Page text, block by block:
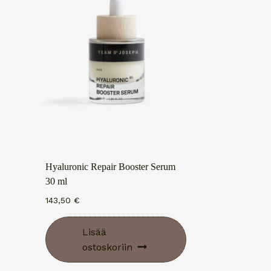
Hyaluronic Repair Booster Serum
30 ml
143,50 €
Lisää
ostoskoriin